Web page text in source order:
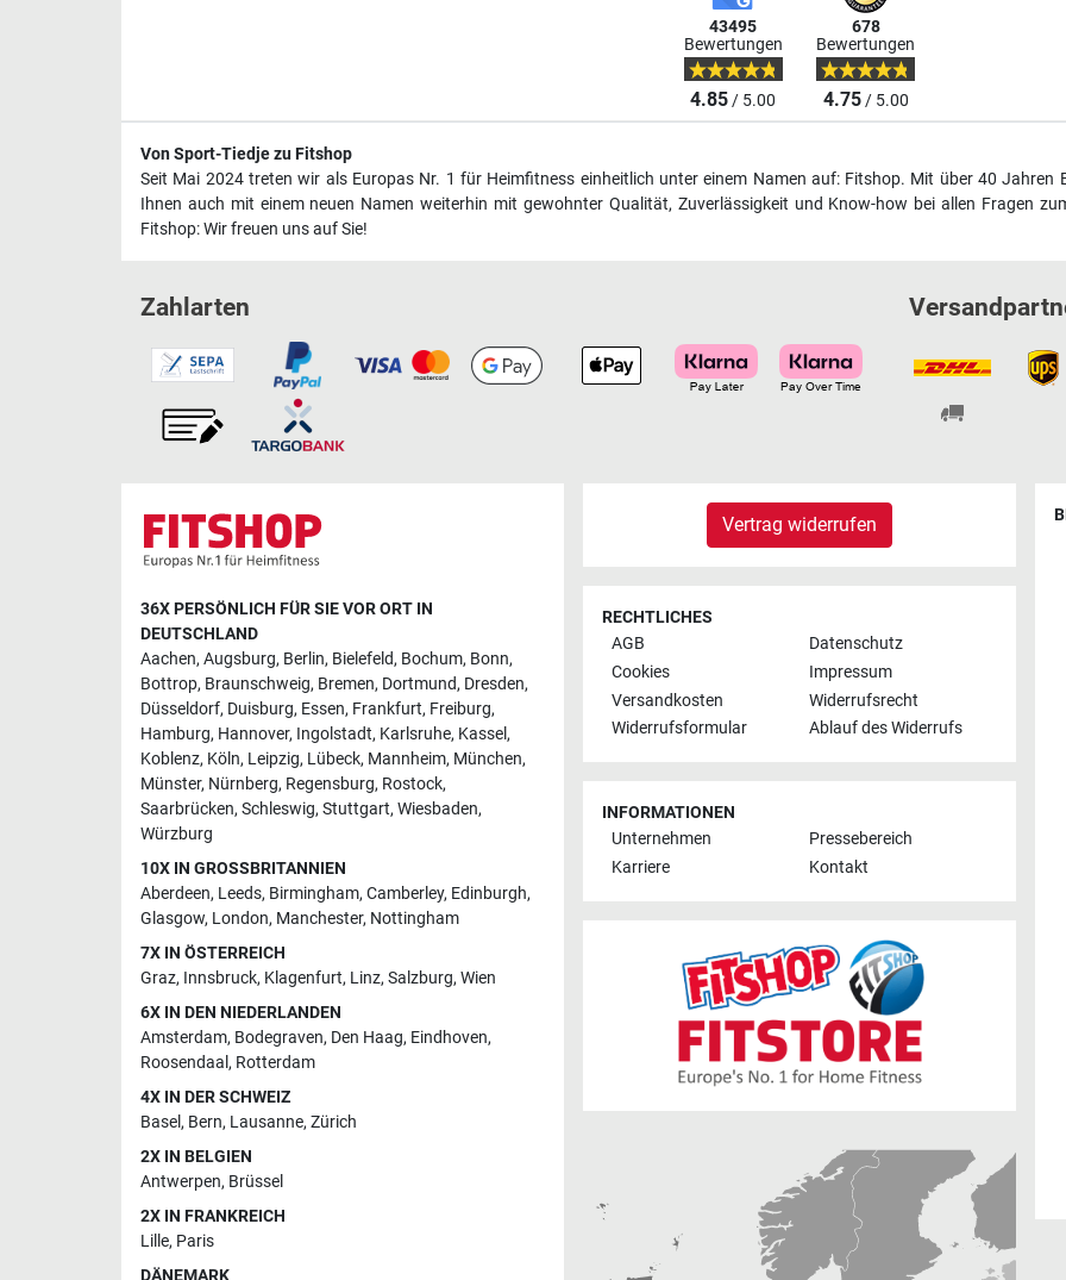
43495
Bewertungen
4.85/ 5.00
678
Bewertungen
4.75/ 5.00
Von Sport-Tiedje zu Fitshop
Seit Mai 2024 treten wir als Europas Nr. 1 für Heimfitness einheitlich unter einem Namen auf: Fitshop. Mit über 40
Ihnen auch mit einem neuen Namen weiterhin mit gewohnter Qualität, Zuverlässigkeit und Know-how bei allen Fragen
Fitshop: Wir freuen uns auf Sie!
Zahlarten
36X PERSÖNLICH FÜR SIE VOR ORT IN
DEUTSCHLAND
Aachen, Augsburg, Berlin, Bielefeld, Bochum, Bonn,
Bottrop, Braunschweig, Bremen, Dortmund, Dresden,
Düsseldorf, Duisburg, Essen, Frankfurt, Freiburg,
Hamburg, Hannover, Ingolstadt, Karlsruhe, Kassel,
Koblenz, Köln, Leipzig, Lübeck, Mannheim, München,
Münster, Nürnberg, Regensburg, Rostock,
Saarbrücken, Schleswig, Stuttgart, Wiesbaden,
Würzburg
10X IN GROSSBRITANNIEN
Aberdeen, Leeds, Birmingham, Camberley, Edinburgh,
Glasgow, London, Manchester, Nottingham
7X IN ÖSTERREICH
Graz, Innsbruck, Klagenfurt, Linz, Salzburg, Wien
6X IN DEN NIEDERLANDEN
Amsterdam, Bodegraven, Den Haag, Eindhoven,
Roosendaal , Rotterdam
4X IN DER SCHWEIZ
Basel, Bern, Lausanne, Zürich
2X IN BELGIEN
Antwerpen, Brüssel
2X IN FRANKREICH
Lille, Paris
DÄNEMARK
Vertrag widerrufen
RECHTLICHES
AGB
Datenschutz
Cookies
Impressum
Versandkosten
Widerrufsrecht
Widerrufsformular
Ablauf des Widerrufs
INFORMATIONEN
Unternehmen
Pressebereich
Karriere
Kontakt